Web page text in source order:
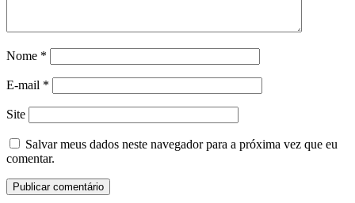
Nome *
E-mail *
Site
Salvar meus dados neste navegador para a próxima vez que eu
comentar.